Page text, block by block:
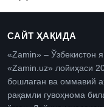
САЙТ ҲАҚИДА
«Zamin» – Ўзбекистон
«Zamin.uz» лойиҳаси
бошлаган ва оммавий
рақамли гувоҳнома